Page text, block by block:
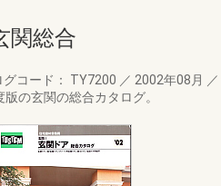
関総合
グコード： TY7200 ／ 2002年08月 ／
版の玄関の総合カタログ。